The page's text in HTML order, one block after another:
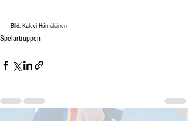
Bild: Kalevi Hämäläinen
Spelartruppen